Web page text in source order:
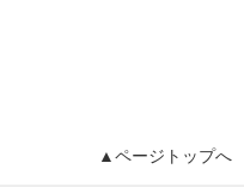
▲ページトップへ